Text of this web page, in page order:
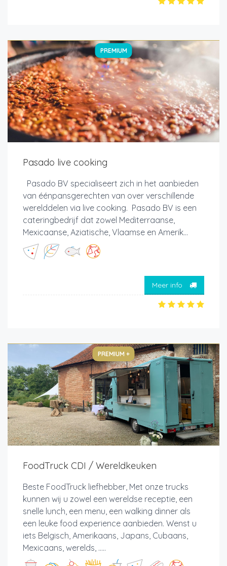
PREMIUM
Pasado live cooking
Pasado BV specialiseert zich in het aanbieden
van éénpansgerechten van over verschillende
werelddelen via live cooking. Pasado BV is een
cateringbedrijf dat zowel Mediterraanse,
Mexicaanse, Aziatische, Vlaamse en Amerik...
Meer info
PREMIUM +
FoodTruck CDI / Wereldkeuken
Beste FoodTruck liefhebber, Met onze trucks
kunnen wij u zowel een wereldse receptie, een
snelle lunch, een menu, een walking dinner als
een leuke food experience aanbieden. Wenst u
iets Belgisch, Amerikaans, Japans, Cubaans,
Mexicaans, werelds, .....